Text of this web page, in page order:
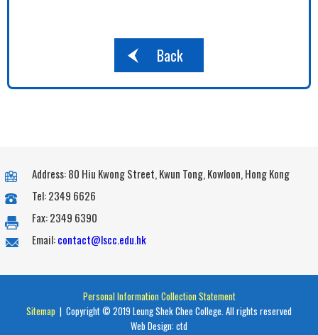
Back
Address: 80 Hiu Kwong Street, Kwun Tong, Kowloon, Hong Kong
Tel: 2349 6626
Fax: 2349 6390
Email:contact@lscc.edu.hk
Personal Information Collection Statement
Sitemap | Copyright © 2019 Leung Shek Chee College. All rights reserved
Web Design: ctd